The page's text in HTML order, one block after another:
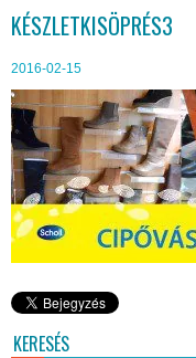
KÉSZLETKISÖPRÉS3
2016-02-15
KERESÉS